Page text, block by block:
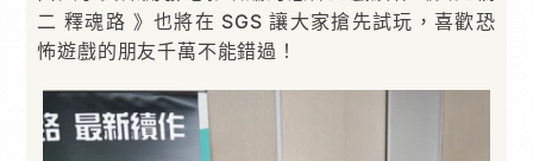
二 釋魂路 》也將在 SGS 讓大家搶先試玩，喜歡恐
怖遊戲的朋友千萬不能錯過！